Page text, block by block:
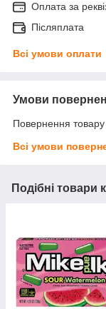
Оплата за
Післяплата
Всі умови оплати
Умови
Повернення
Всі умови
Подібні товари